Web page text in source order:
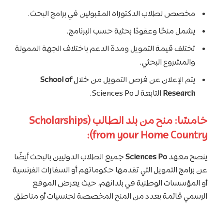
مخصص لطلاب الدكتوراه المقبولين في برامج البحث.
يشمل منحًا وعقودًا بحثية حسب البرنامج.
تختلف قيمة التمويل ومدة الدعم باختلاف الجهة الممولة
والمشروع البحثي.
يتم الإعلان عن فرص التمويل من خلالSchool of
Research التابعة لـ Sciences Po.
خامسًا: منح من بلد الطالب (Scholarships
from your Home Country):
ينصح معهدSciences Poجميع الطلاب الدوليين بالبحث أيضًا
عن برامج التمويل التي تقدمها حكوماتهم أو السفارات الفرنسية
أو المؤسسات الوطنية في بلدانهم، حيث يعرض الموقع
الرسمي قائمة بعدد من المنح المخصصة لجنسيات أو مناطق